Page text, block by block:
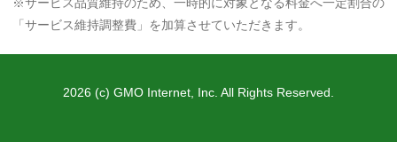
「サービス維持調整費」を加算させていただきます。
2026 (c) GMO Internet, Inc. All Rights Reserved.